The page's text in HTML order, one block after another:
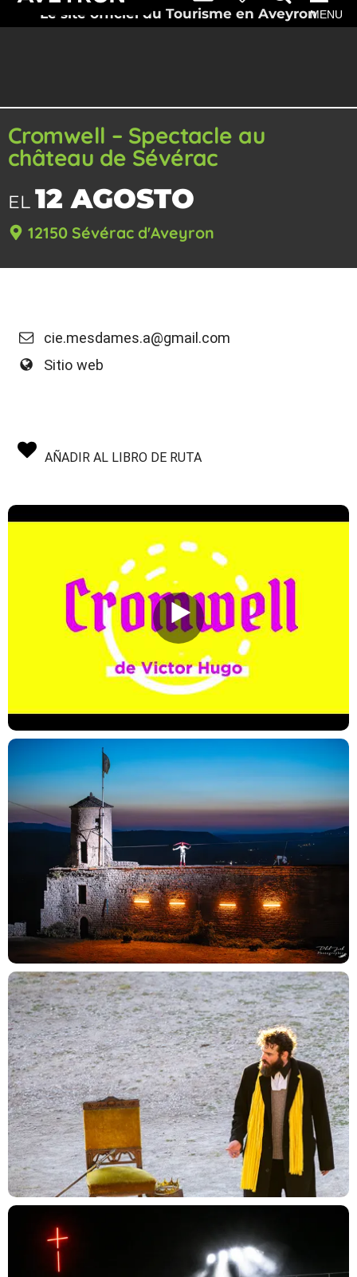
Le site officiel du Tourisme en AveyronMENU
Cromwell – Spectacle au
château de Sévérac
EL 12 AGOSTO
12150 Sévérac d'Aveyron
cie.mesdames.a@gmail.com
Sitio web
AÑADIR AL LIBRO DE RUTA